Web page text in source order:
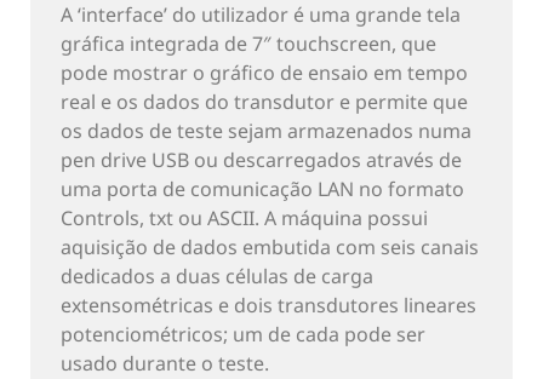
A ‘interface’ do utilizador é uma grande tela
gráfica integrada de 7″ touchscreen, que
pode mostrar o gráfico de ensaio em tempo
real e os dados do transdutor e permite que
os dados de teste sejam armazenados numa
pen drive USB ou descarregados através de
uma porta de comunicação LAN no formato
Controls, txt ou ASCII. A máquina possui
aquisição de dados embutida com seis canais
dedicados a duas células de carga
extensométricas e dois transdutores lineares
potenciométricos; um de cada pode ser
usado durante o teste.